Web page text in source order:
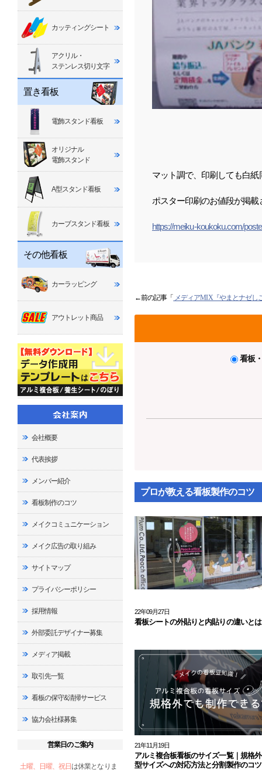
マット調で、印刷しても白
ポスター印刷のお値段が掲
https://meiku-koukoku.com/
←前の記事「 メディアMIX『やまとナゼし
看板
プロが教える看板製作のコツ
22年09月27日
看板シートの外貼りと内貼りの違いと
21年11月19日
アルミ複合板看板のサイズ一覧｜規格
型サイズへの対応方法と分割製作のコツ
カッティングシート
アクリル・
ステンレス切り文字
置き看板
電飾スタンド看板
オリジナル
電飾スタンド
A型スタンド看板
カーブスタンド看板
その他看板
カーラッピング
アウトレット商品
会社概要
代表挨拶
メンバー紹介
看板制作のコツ
メイクコミュニケーション
メイク広告の取り組み
サイトマップ
プライバシーポリシー
採用情報
外部委託デザイナー募集
メディア掲載
取引先一覧
看板の保守&清掃サービス
協力会社様募集
営業日のご案内
土曜、日曜、祝日は休業となりま